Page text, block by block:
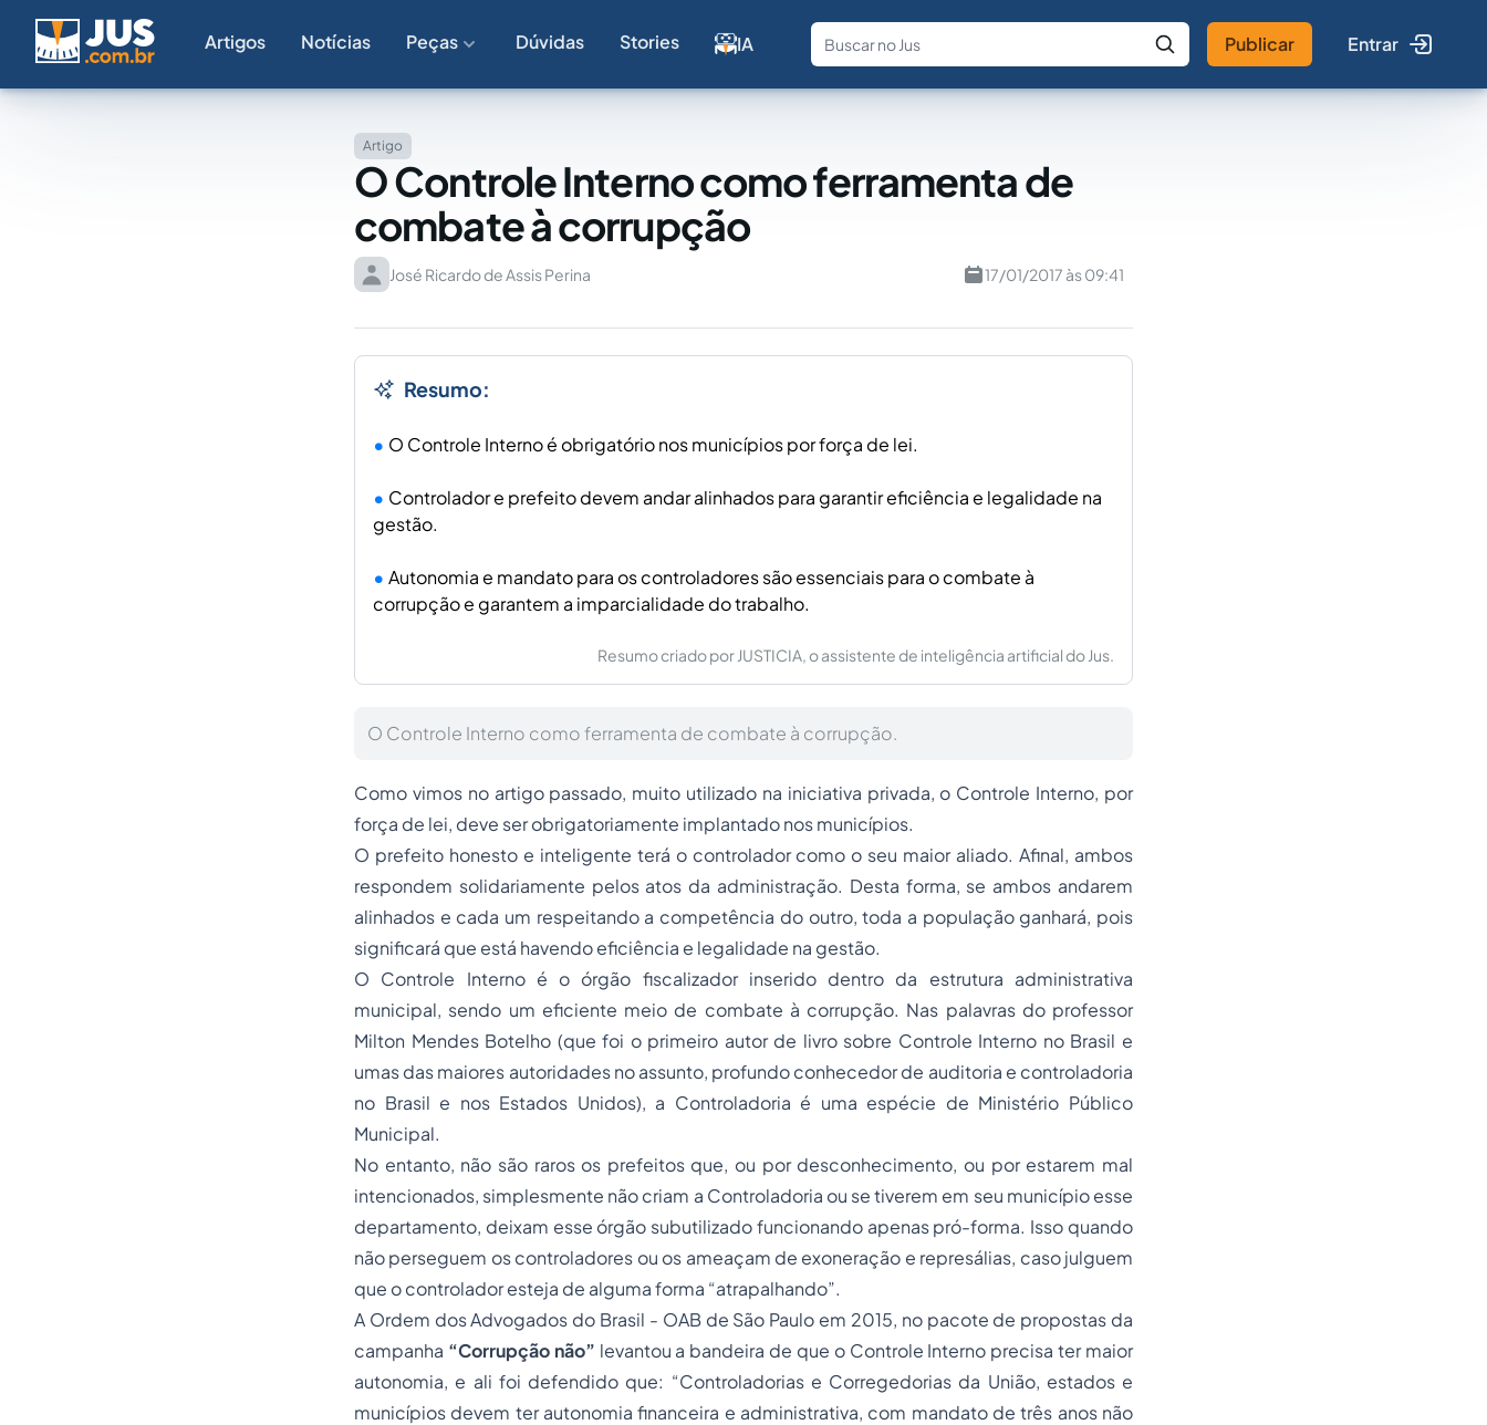
Artigos Notícias Peças Dúvidas Stories IA
Fale com a IA Buscar no Jus
Publicar Entrar
Artigo
O Controle Interno como ferramenta de
combate à corrupção
José Ricardo de Assis Perina 17/01/2017 às 09:41
Resumo:
O Controle Interno é obrigatório nos municípios por força de lei.
Controlador e prefeito devem andar alinhados para garantir eficiência e legalidade na
gestão.
Autonomia e mandato para os controladores são essenciais para o combate à
corrupção e garantem a imparcialidade do trabalho.
Resumo criado por JUSTICIA, o assistente de inteligência artificial do Jus.
O Controle Interno como ferramenta de combate à corrupção.
Como vimos no artigo passado, muito utilizado na iniciativa privada, o Controle Interno, por
força de lei, deve ser obrigatoriamente implantado nos municípios.
O prefeito honesto e inteligente terá o controlador como o seu maior aliado. Afinal, ambos
respondem solidariamente pelos atos da administração. Desta forma, se ambos andarem
alinhados e cada um respeitando a competência do outro, toda a população ganhará, pois
significará que está havendo eficiência e legalidade na gestão.
O Controle Interno é o órgão fiscalizador inserido dentro da estrutura administrativa
municipal, sendo um eficiente meio de combate à corrupção. Nas palavras do professor
Milton Mendes Botelho (que foi o primeiro autor de livro sobre Controle Interno no Brasil e
umas das maiores autoridades no assunto, profundo conhecedor de auditoria e controladoria
no Brasil e nos Estados Unidos), a Controladoria é uma espécie de Ministério Público
Municipal.
No entanto, não são raros os prefeitos que, ou por desconhecimento, ou por estarem mal
intencionados, simplesmente não criam a Controladoria ou se tiverem em seu município esse
departamento, deixam esse órgão subutilizado funcionando apenas pró-forma. Isso quando
não perseguem os controladores ou os ameaçam de exoneração e represálias, caso julguem
que o controlador esteja de alguma forma “atrapalhando”.
A Ordem dos Advogados do Brasil - OAB de São Paulo em 2015, no pacote de propostas da
campanha “Corrupção não” levantou a bandeira de que o Controle Interno precisa ter maior
autonomia, e ali foi defendido que: “Controladorias e Corregedorias da União, estados e
municípios devem ter autonomia financeira e administrativa, com mandato de três anos não